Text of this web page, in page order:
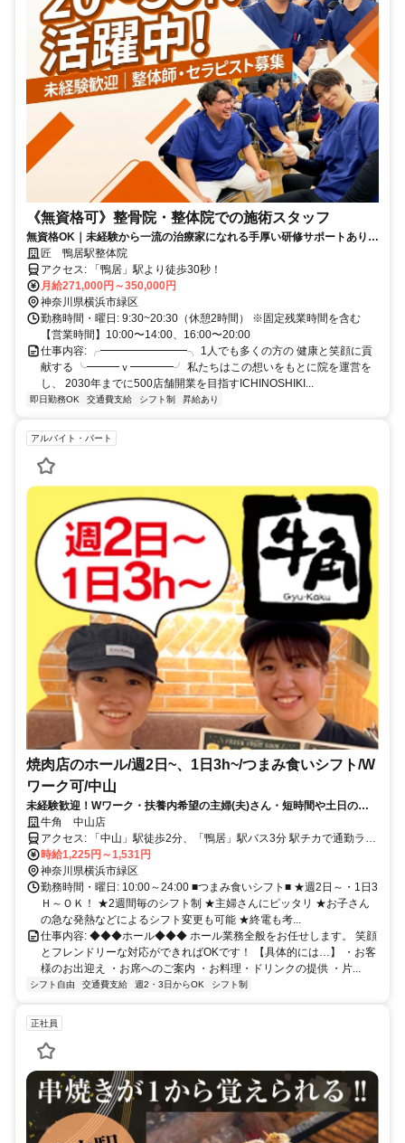
《無資格可》整骨院・整体院での施術スタッフ
無資格OK｜未経験から一流の治療家になれる手厚い研修サポートあり｜
店舗拡大中で最速でキャリアアップができる！週休2日制
匠 鴨居駅整体院
アクセス: 「鴨居」駅より徒歩30秒！
月給271,000円～350,000円
神奈川県横浜市緑区
勤務時間・曜日: 9:30~20:30（休憩2時間） ※固定残業時間を含む
【営業時間】10:00〜14:00、16:00〜20:00
仕事内容: ╭━━━━━━━━╮ 1人でも多くの方の 健康と笑顔に貢
献する ╰━━━ｖ━━━━╯ 私たちはこの想いをもとに院を運営を
し、 2030年までに500店舗開業を目指すICHINOSHIKI...
即日勤務OK 交通費支給 シフト制 昇給あり
アルバイト・パート
焼肉店のホール/週2日~、1日3h~/つまみ食いシフト/W
ワーク可/中山
未経験歓迎！Wワーク・扶養内希望の主婦(夫)さん・短時間や土日のみ
もOK◎笑顔とフレンドリーな対応ができればOK！
牛角 中山店
アクセス: 「中山」駅徒歩2分、「鴨居」駅バス3分 駅チカで通勤ラク
ラク！ 近くにコンビニやカフェ、スーパーもあるので バイト前後も
何かと便利です♪ 在籍中のスタッフは、 鴨居/新横浜/十日市場/センタ
ー南/センター北/ 長津田/小机 など近隣・遠方関係なく 通勤していま
す！
時給1,225円～1,531円
神奈川県横浜市緑区
勤務時間・曜日: 10:00～24:00 ■つまみ食いシフト■ ★週2日～・1日3
Ｈ～ＯＫ！ ★2週間毎のシフト制 ★主婦さんにピッタリ ★お子さん
の急な発熱などによるシフト変更も可能 ★終電も考...
仕事内容: ◆◆◆ホール◆◆◆ ホール業務全般をお任せします。 笑顔
とフレンドリーな対応ができればOKです！ 【具体的には…】 ・お客
様のお出迎え ・お席へのご案内 ・お料理・ドリンクの提供 ・片...
シフト自由 交通費支給 週2・3日からOK シフト制
正社員